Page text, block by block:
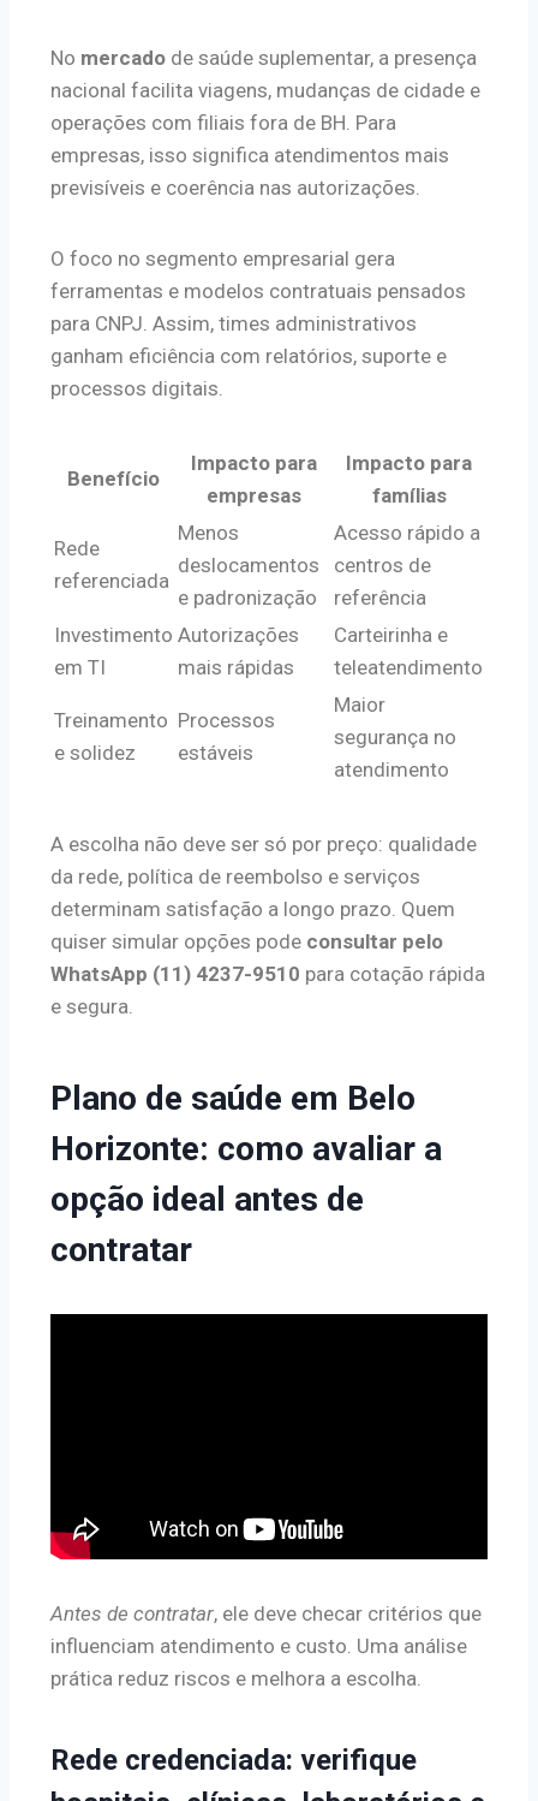
No mercado de saúde suplementar, a presença
nacional facilita viagens, mudanças de cidade e
operações com filiais fora de BH. Para
empresas, isso significa atendimentos mais
previsíveis e coerência nas autorizações.
O foco no segmento empresarial gera
ferramentas e modelos contratuais pensados
para CNPJ. Assim, times administrativos
ganham eficiência com relatórios, suporte e
processos digitais.
Benefício
Impacto para
empresas
Impacto para
famílias
Rede
referenciada
Menos
deslocamentos
e padronização
Acesso rápido a
centros de
referência
Investimento
em TI
Autorizações
mais rápidas
Carteirinha e
teleatendimento
Treinamento
e solidez
Processos
estáveis
Maior
segurança no
atendimento
A escolha não deve ser só por preço: qualidade
da rede, política de reembolso e serviços
determinam satisfação a longo prazo. Quem
quiser simular opções pode consultar pelo
WhatsApp (11) 4237-9510 para cotação rápida
e segura.
Plano de saúde em Belo
Horizonte: como avaliar a
opção ideal antes de
contratar
Antes de contratar, ele deve checar critérios que
influenciam atendimento e custo. Uma análise
prática reduz riscos e melhora a escolha.
Rede credenciada: verifique